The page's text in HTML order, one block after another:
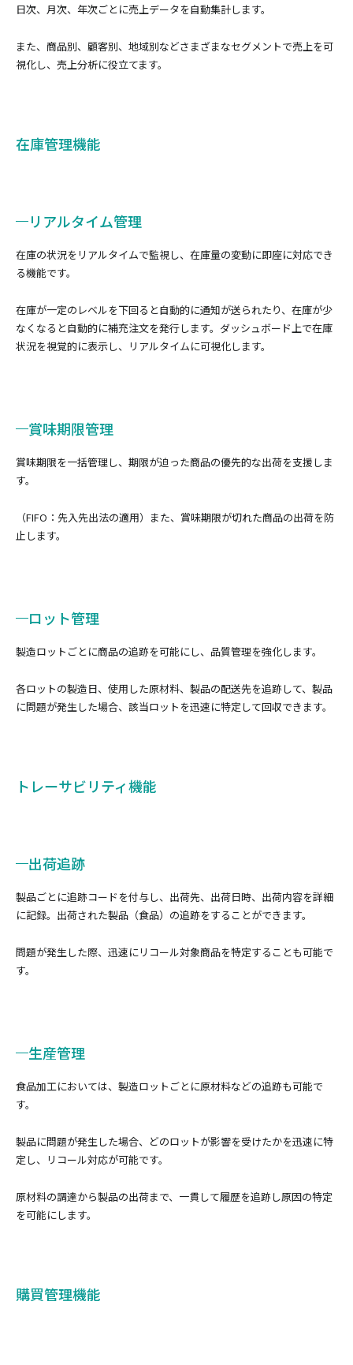
日次、月次、年次ごとに売上データを自動集計します。
また、商品別、顧客別、地域別などさまざまなセグメントで売上を可
視化し、売上分析に役立てます。
在庫管理機能
リアルタイム管理
在庫の状況をリアルタイムで監視し、在庫量の変動に即座に対応でき
る機能です。
在庫が一定のレベルを下回ると自動的に通知が送られたり、在庫が少
なくなると自動的に補充注文を発行します。ダッシュボード上で在庫
状況を視覚的に表示し、リアルタイムに可視化します。
賞味期限管理
賞味期限を一括管理し、期限が迫った商品の優先的な出荷を支援しま
す。
（FIFO：先入先出法の適用）また、賞味期限が切れた商品の出荷を防
止します。
ロット管理
製造ロットごとに商品の追跡を可能にし、品質管理を強化します。
各ロットの製造日、使用した原材料、製品の配送先を追跡して、製品
に問題が発生した場合、該当ロットを迅速に特定して回収できます。
トレーサビリティ機能
出荷追跡
製品ごとに追跡コードを付与し、出荷先、出荷日時、出荷内容を詳細
に記録。出荷された製品（食品）の追跡をすることができます。
問題が発生した際、迅速にリコール対象商品を特定することも可能で
す。
生産管理
食品加工においては、製造ロットごとに原材料などの追跡も可能で
す。
製品に問題が発生した場合、どのロットが影響を受けたかを迅速に特
定し、リコール対応が可能です。
原材料の調達から製品の出荷まで、一貫して履歴を追跡し原因の特定
を可能にします。
購買管理機能